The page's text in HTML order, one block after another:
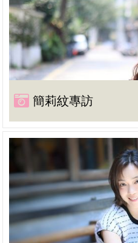
簡莉紋專訪